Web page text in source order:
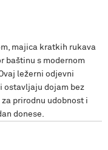
majica kratkih rukava
baštinu s modernom
ležerni odjevni
ostavljaju dojam bez
prirodnu udobnost i
donese.